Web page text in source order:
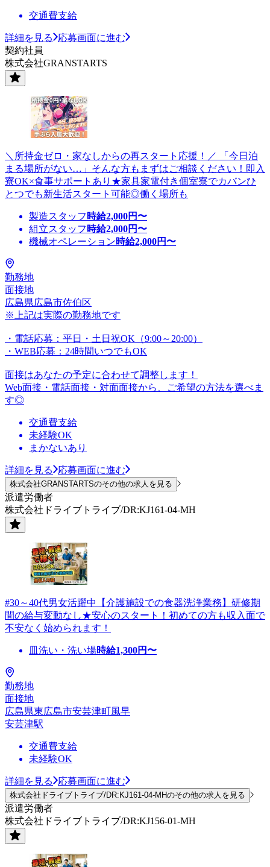
交通費支給
詳細を見る
応募画面に進む
契約社員
株式会社GRANSTARTS
＼所持金ゼロ・家なしからの再スタート応援！／ 「今日泊
まる場所がない…」そんな方もまずはご相談ください！即入
寮OK×食事サポートあり★家具家電付き個室寮でカバンひ
とつでも新生活スタート可能◎働く場所も
製造スタッフ 時給2,000円〜
組立スタッフ 時給2,000円〜
機械オペレーション時給2,000円〜
勤務地
面接地
広島県広島市佐伯区
※上記は実際の勤務地です
・電話応募：平日・土日祝OK（9:00～20:00）
・WEB応募：24時間いつでもOK
面接はあなたの予定に合わせて調整します！
Web面接・電話面接・対面面接から、ご希望の方法を選べま
す◎
交通費支給
未経験OK
まかないあり
詳細を見る 応募画面に進む
株式会社GRANSTARTSのその他の求人を見る
派遣労働者
株式会社ドライブトライブ/DR:KJ161-04-MH
#30～40代男女活躍中【介護施設での食器洗浄業務】研修期
間の給与変動なし★安心のスタート！初めての方も収入面で
不安なく始められます！
皿洗い・洗い場時給1,300円〜
勤務地
面接地
広島県東広島市安芸津町風早
安芸津駅
交通費支給
未経験OK
詳細を見る 応募画面に進む
株式会社ドライブトライブ/DR:KJ161-04-MHのその他の求人を見る
派遣労働者
株式会社ドライブトライブ/DR:KJ156-01-MH